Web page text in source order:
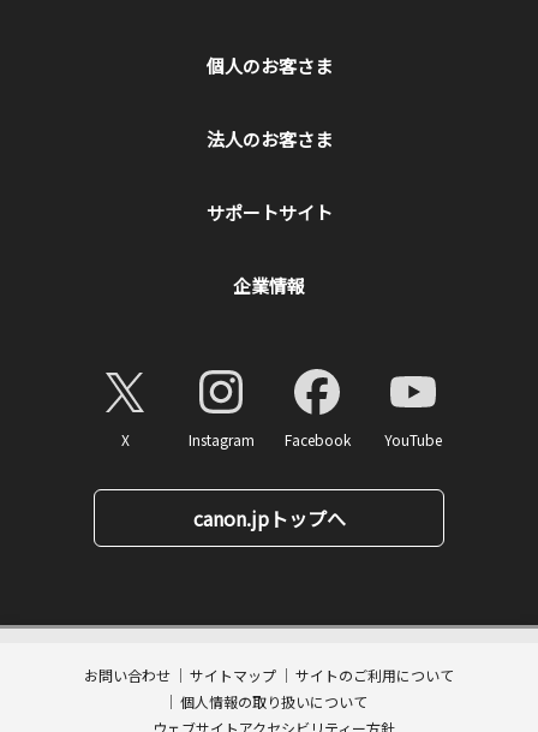
カートに入れる
個人のお客さま
法人のお客さま
サポートサイト
企業情報
X Instagram Facebook YouTube
canon.jpトップへ
お問い合わせ サイトマップ
サイトのご利用について
個人情報の取り扱いについて
ウェブサイトアクセシビリティー方針